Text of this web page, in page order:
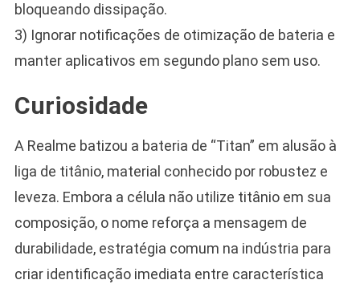
bloqueando dissipação.
3) Ignorar notificações de otimização de bateria e
manter aplicativos em segundo plano sem uso.
Curiosidade
A Realme batizou a bateria de “Titan” em alusão à
liga de titânio, material conhecido por robustez e
leveza. Embora a célula não utilize titânio em sua
composição, o nome reforça a mensagem de
durabilidade, estratégia comum na indústria para
criar identificação imediata entre característica